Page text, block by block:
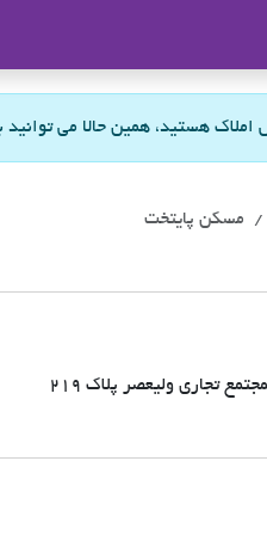
املاک هستید، همین حالا می
مسکن پایتخت